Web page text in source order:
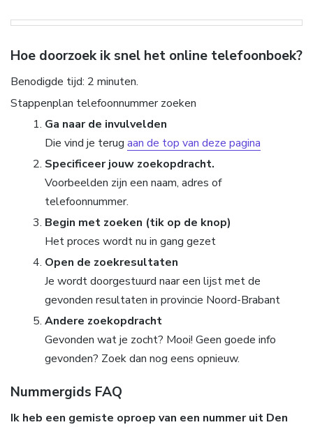
Hoe doorzoek ik snel het online telefoonboek?
Benodigde tijd: 2 minuten.
Stappenplan telefoonnummer zoeken
Ga naar de invulvelden
Die vind je terug aan de top van deze pagina
Specificeer jouw zoekopdracht.
Voorbeelden zijn een naam, adres of
telefoonnummer.
Begin met zoeken (tik op de knop)
Het proces wordt nu in gang gezet
Open de zoekresultaten
Je wordt doorgestuurd naar een lijst met de
gevonden resultaten in provincie Noord-Brabant
Andere zoekopdracht
Gevonden wat je zocht? Mooi! Geen goede info
gevonden? Zoek dan nog eens opnieuw.
Nummergids FAQ
Ik heb een gemiste oproep van een nummer uit Den